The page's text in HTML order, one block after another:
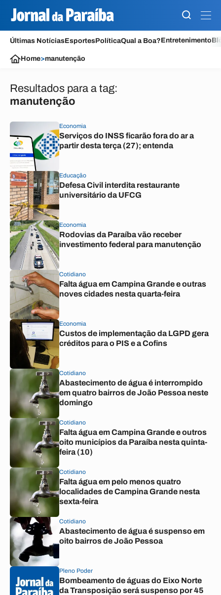
Últimas NotíciasEsportesPolíticaQual a Boa?Entretenimento
Home>manutenção
Resultados para a tag:
manutenção
Economia
Serviços do INSS ficarão fora do ar a
partir desta terça (27); entenda
Educação
Defesa Civil interdita restaurante
universitário da UFCG
Economia
Rodovias da Paraíba vão receber
investimento federal para manutenção
Cotidiano
Falta água em Campina Grande e outras
noves cidades nesta quarta-feira
Economia
Custos de implementação da LGPD gera
créditos para o PIS e a Cofins
Cotidiano
Abastecimento de água é interrompido
em quatro bairros de João Pessoa neste
domingo
Cotidiano
Falta água em Campina Grande e outros
oito municípios da Paraíba nesta quinta-
feira (10)
Cotidiano
Falta água em pelo menos quatro
localidades de Campina Grande nesta
sexta-feira
Cotidiano
Abastecimento de água é suspenso em
oito bairros de João Pessoa
Pleno Poder
Bombeamento de águas do Eixo Norte
da Transposição será suspenso por 45